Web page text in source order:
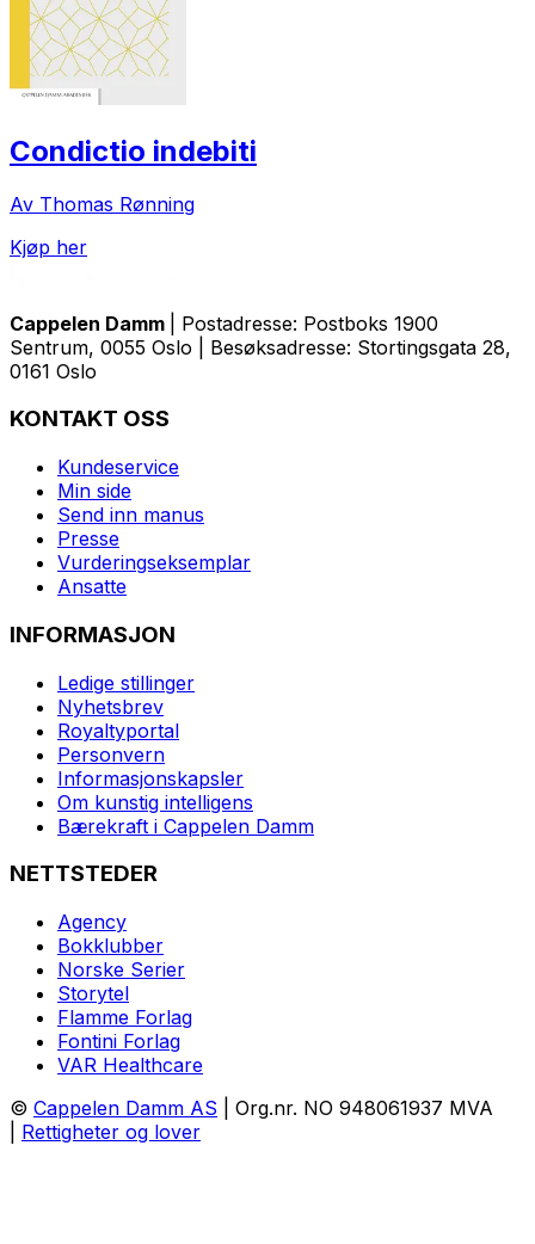
Condictio indebiti
Av Thomas Rønning
Kjøp her
Cappelen Damm
| Postadresse: Postboks 1900
Sentrum, 0055 Oslo | Besøksadresse: Stortingsgata 28,
0161 Oslo
KONTAKT OSS
Kundeservice
Min side
Send inn manus
Presse
Vurderingseksemplar
Ansatte
INFORMASJON
Ledige stillinger
Nyhetsbrev
Royaltyportal
Personvern
Informasjonskapsler
Om kunstig intelligens
Bærekraft i Cappelen Damm
NETTSTEDER
Agency
Bokklubber
Norske Serier
Storytel
Flamme Forlag
Fontini Forlag
VAR Healthcare
© Cappelen Damm AS | Org.nr. NO 948061937 MVA
Rettigheter og lover